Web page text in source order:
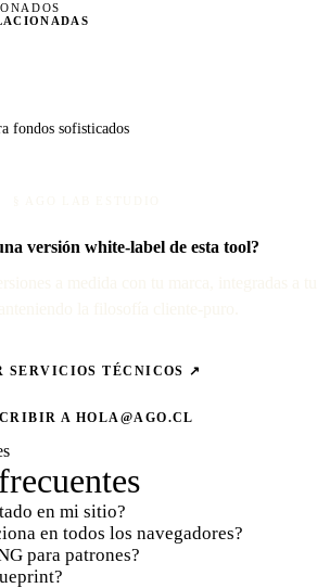
fondos sofisticados
versión white-label de esta tool?
SERVICIOS TÉCNICOS ↗
A HOLA@AGO.CL
en mi sitio?
en todos los navegadores?
para patrones?